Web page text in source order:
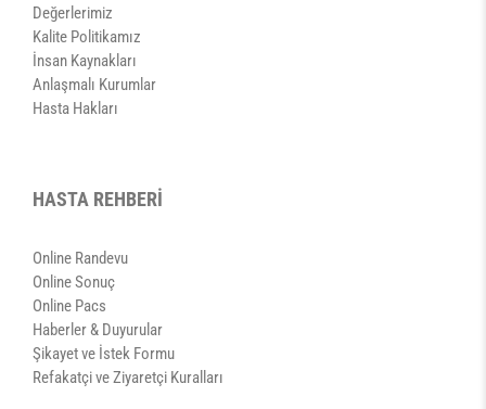
Değerlerimiz
Kalite Politikamız
İnsan Kaynakları
Anlaşmalı Kurumlar
Hasta Hakları
HASTA REHBERİ
Online Randevu
Online Sonuç
Online Pacs
Haberler & Duyurular
Şikayet ve İstek Formu
Refakatçi ve Ziyaretçi Kuralları